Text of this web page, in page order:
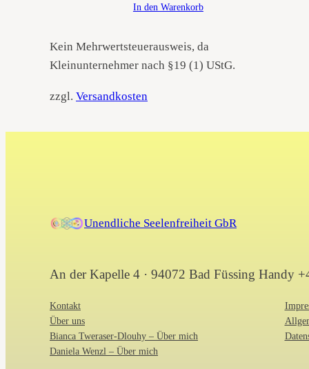
In den Warenkorb
Kein Mehrwertsteuerausweis, da
Kleinunternehmer nach §19 (1) UStG.
zzgl. Versandkosten
Unendliche Seelenfreiheit GbR
An der Kapelle 4 · 94072 Bad Füssing Handy
Kontakt
Über uns
Bianca Tweraser-Dlouhy – Über mich
Daniela Wenzl – Über mich